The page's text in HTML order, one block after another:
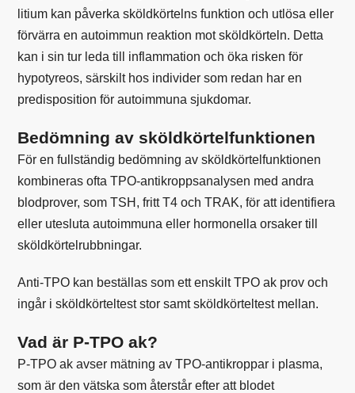
litium kan påverka sköldkörtelns funktion och utlösa eller
förvärra en autoimmun reaktion mot sköldkörteln. Detta
kan i sin tur leda till inflammation och öka risken för
hypotyreos, särskilt hos individer som redan har en
predisposition för autoimmuna sjukdomar.
Bedömning av sköldkörtelfunktionen
För en fullständig bedömning av sköldkörtelfunktionen
kombineras ofta TPO-antikroppsanalysen med andra
blodprover, somTSH ,fritt T4 ochTRAK, för att identifiera
eller utesluta autoimmuna eller hormonella orsaker till
sköldkörtelrubbningar.
Anti-TPO kan beställas som ett enskiltTPO ak prov och
ingår isköldkörteltest stor samtsköldkörteltest mellan.
Vad är P-TPO ak?
P-TPO ak avser mätning av TPO-antikroppar i plasma,
som är den vätska som återstår efter att blodet